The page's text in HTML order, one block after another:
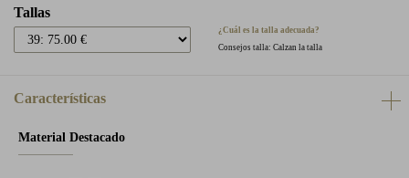
Tallas
¿Cuál es la talla adecuada?
Consejos talla: Calzan la talla
Características
Material Destacado